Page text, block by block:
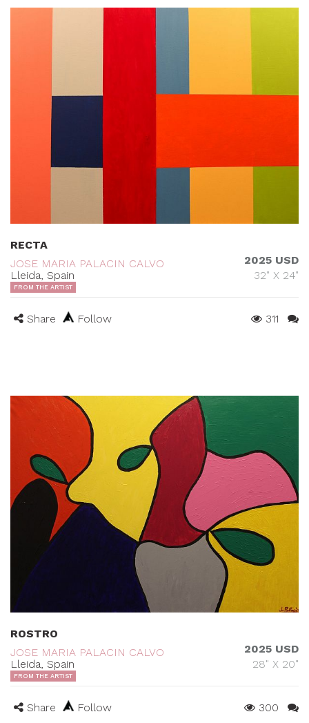
RECTA
JOSE MARIA PALACIN CALVO
Lleida, Spain
2025 USD
32" X 24"
FROM THE ARTIST
Share Follow 311
ROSTRO
JOSE MARIA PALACIN CALVO
Lleida, Spain
2025 USD
28" X 20"
FROM THE ARTIST
Share Follow 300